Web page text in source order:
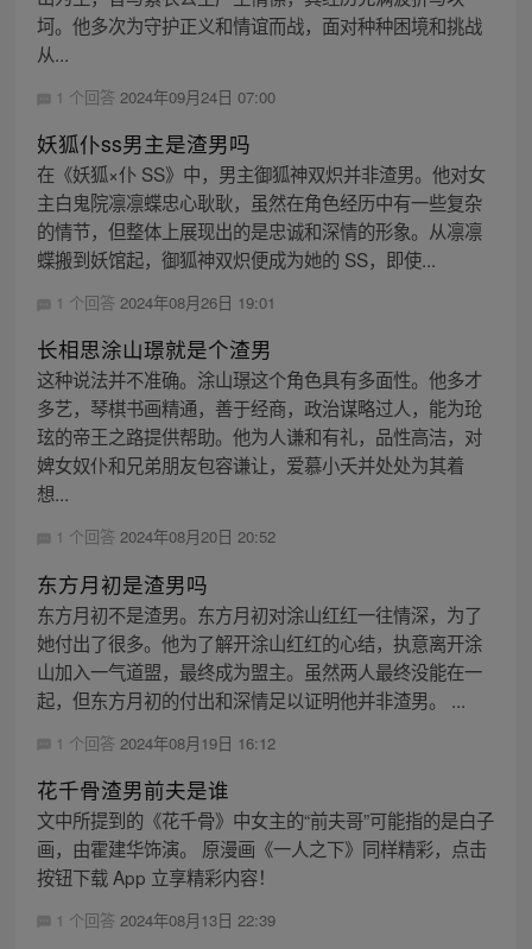
坷。他多次为守护正义和情谊而战，面对种种困境和挑战
从...
1 个回答 2024年09月24日 07:00
妖狐仆ss男主是渣男吗
在《妖狐×仆 SS》中，男主御狐神双炽并非渣男。他对女
主白鬼院凛凛蝶忠心耿耿，虽然在角色经历中有一些复杂
的情节，但整体上展现出的是忠诚和深情的形象。从凛凛
蝶搬到妖馆起，御狐神双炽便成为她的 SS，即使...
1 个回答 2024年08月26日 19:01
长相思涂山璟就是个渣男
这种说法并不准确。涂山璟这个角色具有多面性。他多才
多艺，琴棋书画精通，善于经商，政治谋略过人，能为玱
玹的帝王之路提供帮助。他为人谦和有礼，品性高洁，对
婢女奴仆和兄弟朋友包容谦让，爱慕小夭并处处为其着
想...
1 个回答 2024年08月20日 20:52
东方月初是渣男吗
东方月初不是渣男。东方月初对涂山红红一往情深，为了
她付出了很多。他为了解开涂山红红的心结，执意离开涂
山加入一气道盟，最终成为盟主。虽然两人最终没能在一
起，但东方月初的付出和深情足以证明他并非渣男。 ...
1 个回答 2024年08月19日 16:12
花千骨渣男前夫是谁
文中所提到的《花千骨》中女主的“前夫哥”可能指的是白子
画，由霍建华饰演。 原漫画《一人之下》同样精彩，点击
按钮下载 App 立享精彩内容！
1 个回答 2024年08月13日 22:39